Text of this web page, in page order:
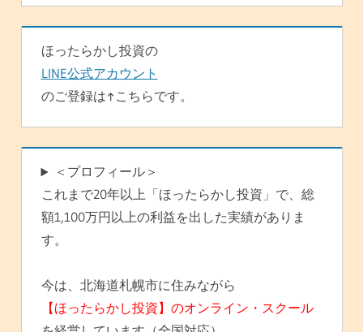
ン
ほったらかし投資の
LINE公式アカウント
のご登録は↑こちらです。
＜プロフィール＞
これまで20年以上「ほったらかし投資」で、総
額1,100万円以上の利益を出した実績がありま
す。
今は、北海道札幌市に住みながら
【ほったらかし投資】のオンライン・スクール